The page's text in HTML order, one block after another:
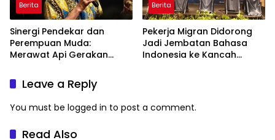
Berita
Sinergi Pendekar dan
Perempuan Muda:
Merawat Api Gerakan
Berita
Pekerja Migran Didorong
Jadi Jembatan Bahasa
Indonesia ke Kancah
Leave a Reply
You must be logged in to post a comment.
Read Also